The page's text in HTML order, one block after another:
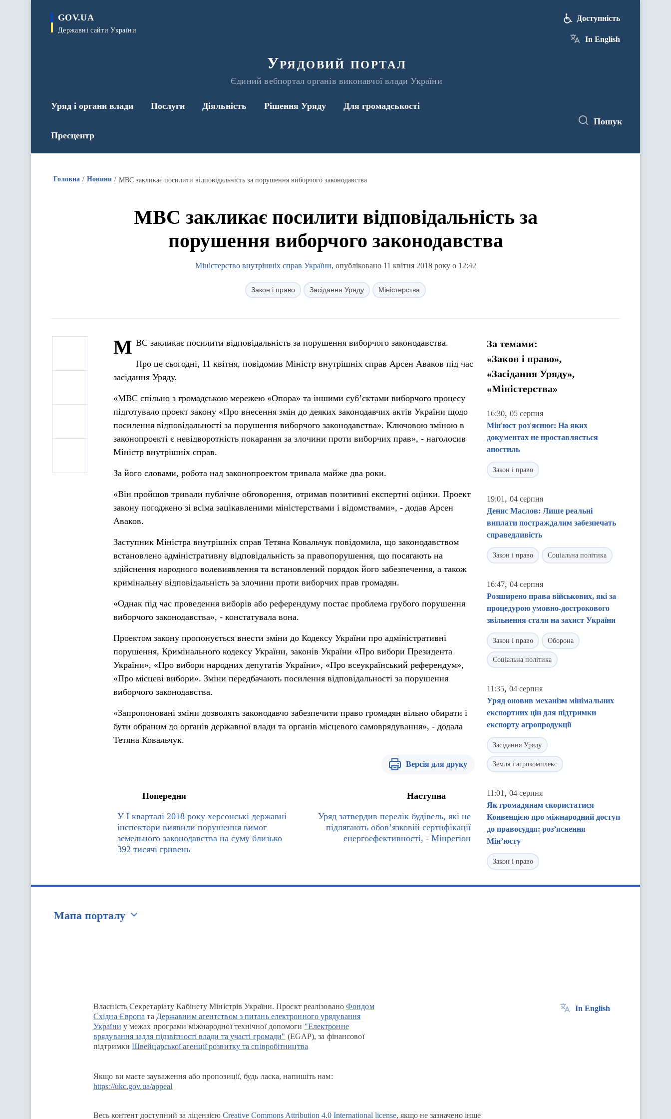
GOV.UA
Державні сайти України
Урядовий портал
Єдиний вебпортал органів виконавчої влади України
Доступність
In English
Уряд і органи влади Послуги Діяльність Рішення Уряду Для громадськості
Пресцентр
Пошук
Головна Новини МВС закликає посилити відповідальність за порушення виборчого законодавства
МВС закликає посилити відповідальність за
порушення виборчого законодавства
Міністерство внутрішніх справ України, опубліковано 11 квітня 2018 року о 12:42
Закон і право Засідання Уряду Міністерства
М ВС закликає посилити відповідальність за порушення виборчого законодавства.
Про це сьогодні, 11 квітня, повідомив Міністр внутрішніх справ Арсен Аваков під час
засідання Уряду.
«МВС спільно з громадською мережею «Опора» та іншими суб’єктами виборчого процесу
підготувало проект закону «Про внесення змін до деяких законодавчих актів України щодо
посилення відповідальності за порушення виборчого законодавства». Ключовою зміною в
законопроекті є невідворотність покарання за злочини проти виборчих прав», - наголосив
Міністр внутрішніх справ.
За його словами, робота над законопроектом тривала майже два роки.
«Він пройшов тривали публічне обговорення, отримав позитивні експертні оцінки. Проект
закону погоджено зі всіма зацікавленими міністерствами і відомствами», - додав Арсен
Аваков.
Заступник Міністра внутрішніх справ Тетяна Ковальчук повідомила, що законодавством
встановлено адміністративну відповідальність за правопорушення, що посягають на
здійснення народного волевиявлення та встановлений порядок його забезпечення, а також
кримінальну відповідальність за злочини проти виборчих прав громадян.
«Однак під час проведення виборів або референдуму постає проблема грубого порушення
виборчого законодавства», - констатувала вона.
Проектом закону пропонується внести зміни до Кодексу України про адміністративні
порушення, Кримінального кодексу України, законів України «Про вибори Президента
України», «Про вибори народних депутатів України», «Про всеукраїнський референдум»,
«Про місцеві вибори». Зміни передбачають посилення відповідальності за порушення
виборчого законодавства.
«Запропоновані зміни дозволять законодавчо забезпечити право громадян вільно обирати і
бути обраним до органів державної влади та органів місцевого самоврядування», - додала
Тетяна Ковальчук.
Версія для друку
Попередня
У І кварталі 2018 року херсонські державні
інспектори виявили порушення вимог
земельного законодавства на суму близько
392 тисячі гривень
Наступна
Уряд затвердив перелік будівель, які не
підлягають обов’язковій сертифікації
енергоефективності, - Мінрегіон
За темами:
«Закон і право»,
«Засідання Уряду»,
«Міністерства»
16:30, 05 серпня
Мін'юст роз'яснює: На яких
документах не проставляється
апостиль
Закон і право
19:01 , 04 серпня
Денис Маслов: Лише реальні
виплати постраждалим забезпечать
справедливість
Закон і право Соціальна політика
16:47, 04 серпня
Розширено права військових, які за
процедурою умовно-дострокового
звільнення стали на захист України
Закон і право Оборона
Соціальна політика
11:35, 04 серпня
Уряд оновив механізм мінімальних
експортних цін для підтримки
експорту агропродукції
Засідання Уряду
Земля і агрокомплекс
11:01 , 04 серпня
Як громадянам скористатися
Конвенцією про міжнародний доступ
до правосуддя: роз’яснення
Мін’юсту
Закон і право
Мапа порталу
Власність Секретаріату Кабінету Міністрів України. Проєкт реалізованоФондом
Східна Європа та Державним агентством з питань електронного урядування
України у межах програми міжнародної технічної допомоги "Електронне
врядування задля підзвітності влади та участі громади" (EGAP), за фінансової
підтримки Швейцарської агенції розвитку та співробітництва
Якщо ви маєте зауваження або пропозиції, будь ласка, напишіть нам:
https://ukc.gov.ua/appeal
In English
Весь контент доступний за ліцензією Creative Commons Attribution 4.0 International license, якщо не зазначено інше